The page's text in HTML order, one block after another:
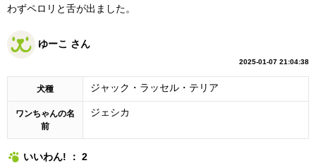
わずペロリと舌が出ました。
ゆーこ さん
2025-01-07 21:04:38
犬種 ジャック・ラッセル・テリア
ワンちゃんの名
前
ジェシカ
いいわん! ： 2